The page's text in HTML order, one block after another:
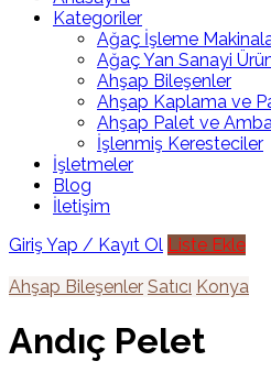
Kategoriler
Ağaç İşleme
Ağaç Yan Sanayi
Ahşap Bileşenler
Ahşap Kaplama ve
Ahşap Palet ve
İşlenmiş Keresteciler
İşletmeler
Blog
İletişim
Giriş Yap / Kayıt Ol Liste Ekle
Ahşap Bileşenler Satıcı Konya
Andıç Pelet